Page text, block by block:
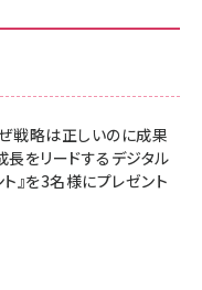
戦略は正しいのに成果
をリードするデジタル
』を3名様にプレゼント